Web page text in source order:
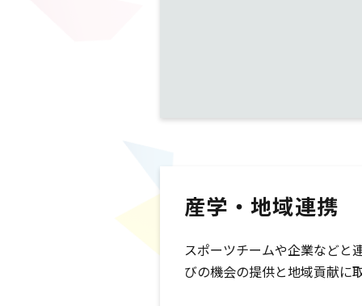
産学・地域連携
スポーツチームや企業などと
びの機会の提供と地域貢献に